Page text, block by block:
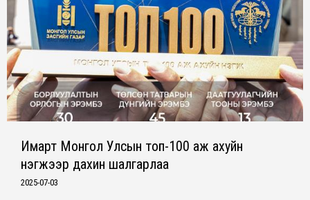
Имарт Монгол Улсын топ-100 аж ахуйн
нэгжээр дахин шалгарлаа
2025-07-03